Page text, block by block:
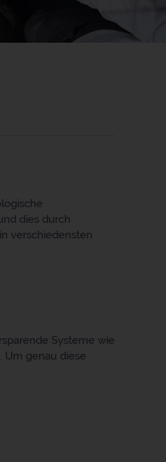
dies durch
verschiedensten
Systeme wie
Um genau diese